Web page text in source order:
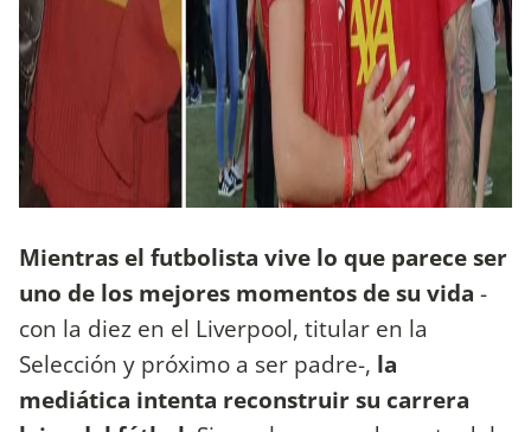
Mientras el futbolista vive lo que parece ser
uno de los mejores momentos de su vida -
con la diez en el Liverpool, titular en la
Selección y próximo a ser padre-, la
mediática intenta reconstruir su carrera